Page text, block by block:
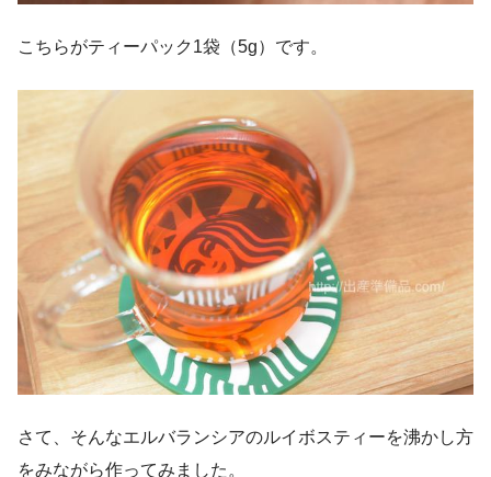
こちらがティーパック1袋（5g）です。
さて、そんなエルバランシアのルイボスティーを沸かし方
をみながら作ってみました。